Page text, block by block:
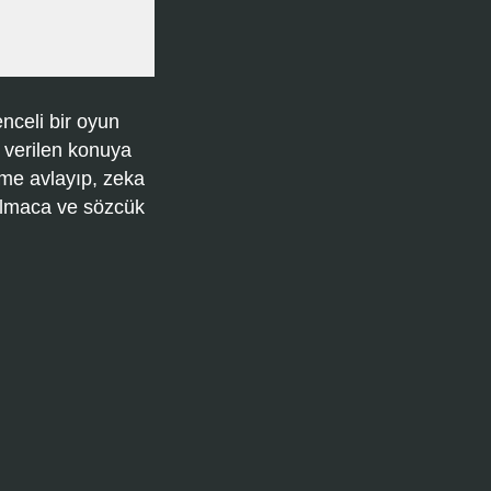
bir oyun
konuya
avlayıp, zeka
ve sözcük